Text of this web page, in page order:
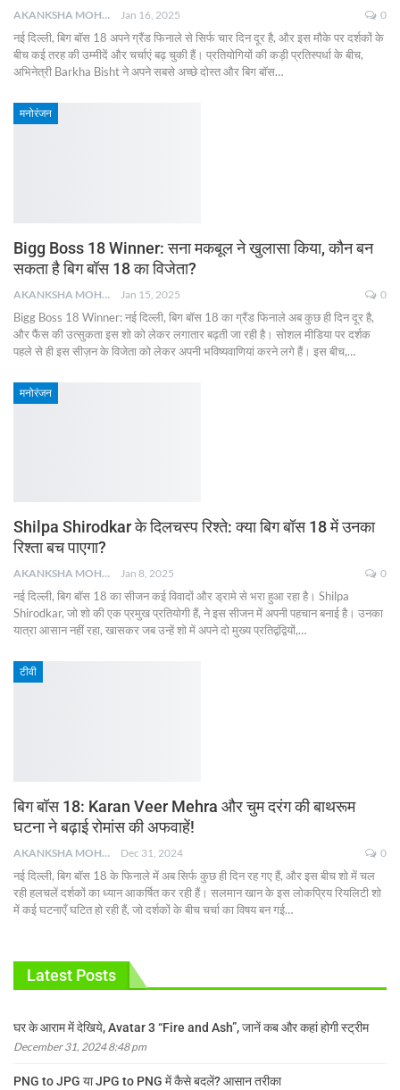
AKANKSHA MOHAN Jan 16, 2025 0
नई दिल्ली, बिग बॉस 18 अपने ग्रैंड फिनाले से सिर्फ चार दिन दूर है, और इस मौके पर दर्शकों के
बीच कई तरह की उम्मीदें और चर्चाएं बढ़ चुकी हैं। प्रतियोगियों की कड़ी प्रतिस्पर्धा के बीच,
अभिनेत्री Barkha Bisht ने अपने सबसे अच्छे दोस्त और बिग बॉस…
मनोरंजन
Bigg Boss 18 Winner: सना मकबूल ने खुलासा किया, कौन बन
सकता है बिग बॉस 18 का विजेता?
AKANKSHA MOHAN Jan 15, 2025 0
Bigg Boss 18 Winner: नई दिल्ली, बिग बॉस 18 का ग्रैंड फिनाले अब कुछ ही दिन दूर है,
और फैंस की उत्सुकता इस शो को लेकर लगातार बढ़ती जा रही है। सोशल मीडिया पर दर्शक
पहले से ही इस सीज़न के विजेता को लेकर अपनी भविष्यवाणियां करने लगे हैं। इस बीच,…
मनोरंजन
Shilpa Shirodkar के दिलचस्प रिश्ते: क्या बिग बॉस 18 में उनका
रिश्ता बच पाएगा?
AKANKSHA MOHAN Jan 8, 2025 0
नई दिल्ली, बिग बॉस 18 का सीजन कई विवादों और ड्रामे से भरा हुआ रहा है। Shilpa
Shirodkar, जो शो की एक प्रमुख प्रतियोगी हैं, ने इस सीजन में अपनी पहचान बनाई है। उनका
यात्रा आसान नहीं रहा, खासकर जब उन्हें शो में अपने दो मुख्य प्रतिद्वंद्वियों,…
टीवी
बिग बॉस 18: Karan Veer Mehra और चुम दरंग की बाथरूम
घटना ने बढ़ाई रोमांस की अफवाहें!
AKANKSHA MOHAN Dec 31, 2024 0
नई दिल्ली, बिग बॉस 18 के फिनाले में अब सिर्फ कुछ ही दिन रह गए हैं, और इस बीच शो में चल
रही हलचलें दर्शकों का ध्यान आकर्षित कर रही हैं। सलमान खान के इस लोकप्रिय रियलिटी शो
में कई घटनाएँ घटित हो रही हैं, जो दर्शकों के बीच चर्चा का विषय बन गई…
Latest Posts
घर के आराम में देखिये, Avatar 3 “Fire and Ash”, जानें कब और कहां होगी स्ट्रीम
December 31, 2024 8:48 pm
PNG to JPG या JPG to PNG में कैसे बदलें? आसान तरीका